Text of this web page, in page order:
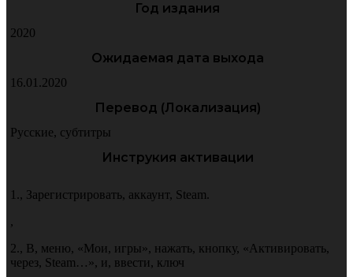
Год издания
2020
Ожидаемая дата выхода
16.01.2020
Перевод (Локализация)
Русские, субтитры
Инструкия активации
1., Зарегистрировать, аккаунт, Steam.
,
2., В, меню, «Мои, игры», нажать, кнопку, «Активировать,
через, Steam…», и, ввести, ключ